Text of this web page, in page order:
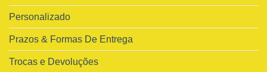
Personalizado
Prazos & Formas De Entrega
Trocas e Devoluções